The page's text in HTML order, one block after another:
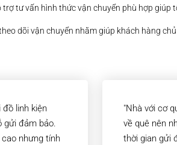
tư vấn hình thức vận chuyển phù hợp giúp
dõi vận chuyển nhằm giúp khách hàng
đồ linh kiện
gửi đảm bảo.
cao nhưng tính
"Nhà với cơ
về quê nên
thời gian gửi